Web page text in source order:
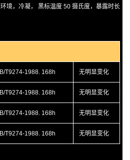
境，冷凝， 黑标温度 50 摄氏度，暴露时长
T9274-1988. 168h 无明显变化
T9274-1988. 168h 无明显变化
T9274-1988. 168h 无明显变化
T9274-1988. 168h 无明显变化